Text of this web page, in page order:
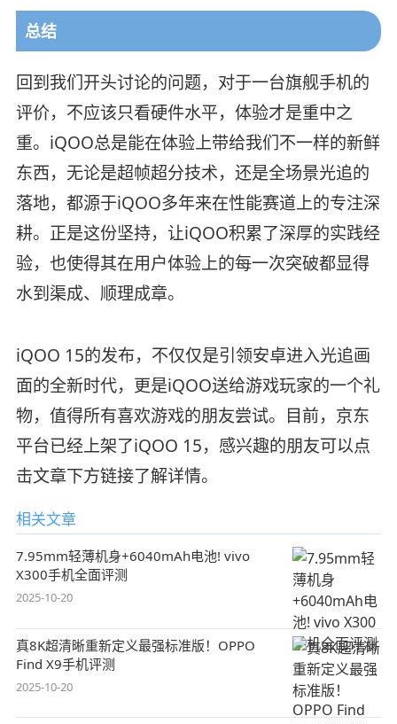
总结
回到我们开头讨论的问题，对于一台旗舰手机的
评价，不应该只看硬件水平，体验才是重中之
重。iQOO总是能在体验上带给我们不一样的新鲜
东西，无论是超帧超分技术，还是全场景光追的
落地，都源于iQOO多年来在性能赛道上的专注深
耕。正是这份坚持，让iQOO积累了深厚的实践经
验，也使得其在用户体验上的每一次突破都显得
水到渠成、顺理成章。
iQOO 15的发布，不仅仅是引领安卓进入光追画
面的全新时代，更是iQOO送给游戏玩家的一个礼
物，值得所有喜欢游戏的朋友尝试。目前，京东
平台已经上架了iQOO 15，感兴趣的朋友可以点
击文章下方链接了解详情。
相关文章
7.95mm轻薄机身+6040mAh电池! vivo
X300手机全面评测
2025-10-20
真8K超清晰重新定义最强标准版！OPPO
Find X9手机评测
2025-10-20